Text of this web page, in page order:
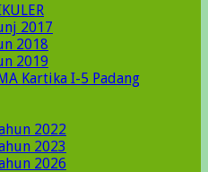
2017
2018
2019
Kartika I-5 Padang
2022
2023
2026